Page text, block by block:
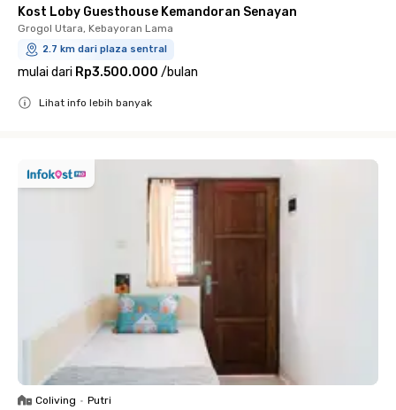
Kost Loby Guesthouse Kemandoran Senayan
Grogol Utara, Kebayoran Lama
2.7 km dari plaza sentral
mulai dari Rp3.500.000 /bulan
Lihat info lebih banyak
Coliving • Putri